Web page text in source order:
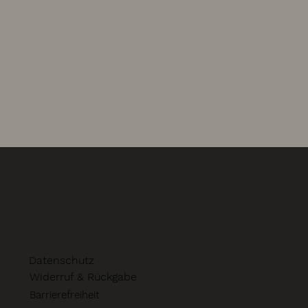
Datenschutz
Widerruf & Rückgabe
Barrierefreiheit